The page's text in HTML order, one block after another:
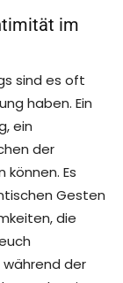
im
sind es oft
haben. Ein
ein
der
können. Es
Gesten
die
während der